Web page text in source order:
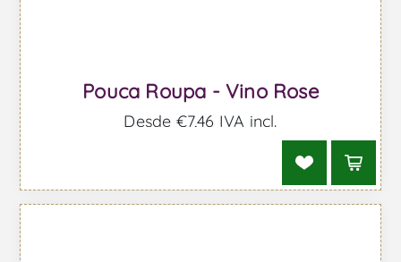
Pouca Roupa - Vino Rose
Desde €7,46 IVA incl.